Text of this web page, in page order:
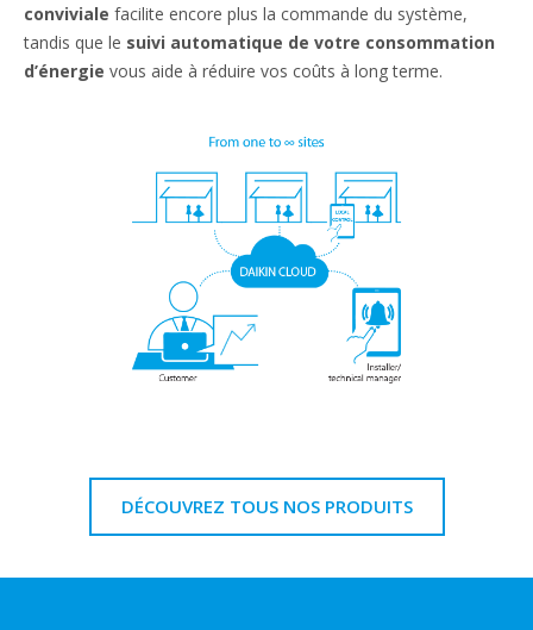
conviviale facilite encore plus la commande du système,
tandis que le suivi automatique de votre consommation
d’énergie vous aide à réduire vos coûts à long terme.
DÉCOUVREZ TOUS NOS PRODUITS